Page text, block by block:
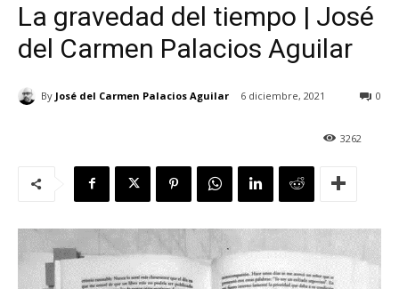
La gravedad del tiempo | José
del Carmen Palacios Aguilar
By José del Carmen Palacios Aguilar 6 diciembre, 2021 0
3262